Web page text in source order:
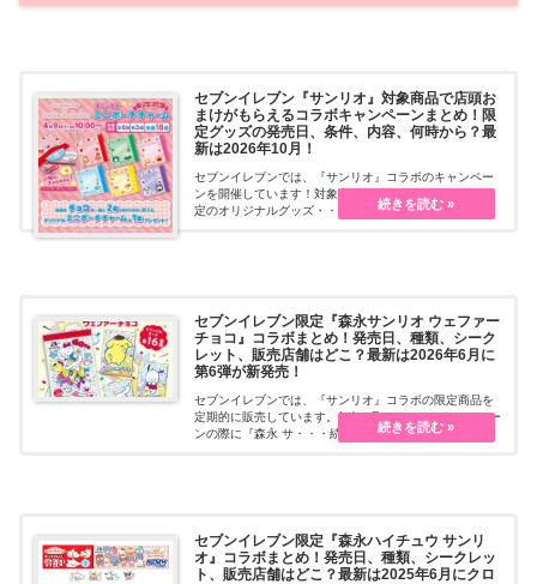
セブンイレブン『サンリオ』対象商品で店頭お
まけがもらえるコラボキャンペーンまとめ！限
定グッズの発売日、条件、内容、何時から？最
新は2026年10月！
セブンイレブンでは、『サンリオ』コラボのキャンペー
ンを開催しています！対象商品を購入すると、セブン限
定のオリジナルグッズ・・・続きを読む
セブンイレブン限定『森永サンリオ ウェファー
チョコ』コラボまとめ！発売日、種類、シーク
レット、販売店舗はどこ？最新は2026年6月に
第6弾が新発売！
セブンイレブンでは、『サンリオ』コラボの限定商品を
定期的に販売しています。毎年9月のサンリオキャンペー
ンの際に『森永 サ・・・続きを読む
セブンイレブン限定『森永ハイチュウ サンリ
オ』コラボまとめ！発売日、種類、シークレッ
ト、販売店舗はどこ？最新は2025年6月にクロ